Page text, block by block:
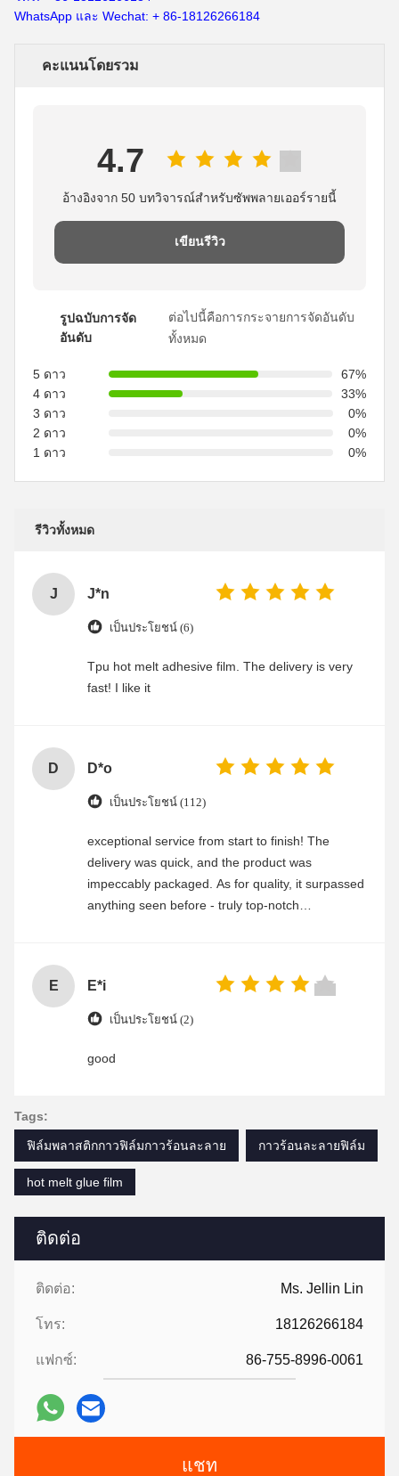
ติดต่อ
ติดต่อ: Ms. Jellin Lin
โทร: 18126266184
แฟกซ์: 86-755-8996-0061
แชท
WhatsApp และ Wechat: + 86-18126266184
คะแนนโดยรวม
4.7
อ้างอิงจาก 50 บทวิจารณ์สำหรับซัพพลายเออร์รายนี้
เขียนรีวิว
รูปฉบับการจัด
อันดับ
ต่อไปนี้คือการกระจายการจัดอันดับ
ทั้งหมด
5 ดาว
67%
4 ดาว
33%
3 ดาว
0%
2 ดาว
0%
1 ดาว
0%
รีวิวทั้งหมด
J J*n
เป็นประโยชน์ (6)
Tpu hot melt adhesive film. The delivery is very
fast! I like it
D D*o
เป็นประโยชน์ (112)
exceptional service from start to finish! The
delivery was quick, and the product was
impeccably packaged. As for quality, it surpassed
anything seen before - truly top-notch
E E*i
เป็นประโยชน์ (2)
good
Tags:
ฟิล์มพลาสติกกาวฟิล์มกาวร้อนละลาย กาวร้อนละลายฟิล์ม
hot melt glue film